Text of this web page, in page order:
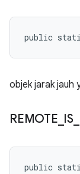
public
objek jarak jauh
REMOTE IS_
public